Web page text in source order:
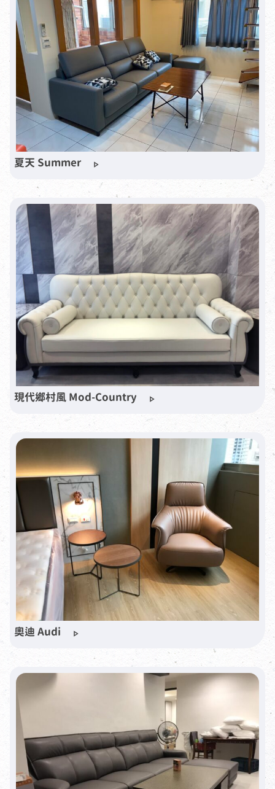
夏天 Summer
現代鄉村風 Mod-Country
奧迪 Audi